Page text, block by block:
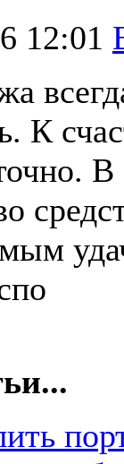
12:01
К